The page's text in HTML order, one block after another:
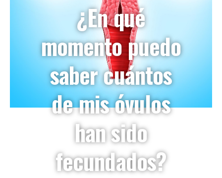
¿En qué
momento puedo
saber cuántos
de mis óvulos
han sido
fecundados?